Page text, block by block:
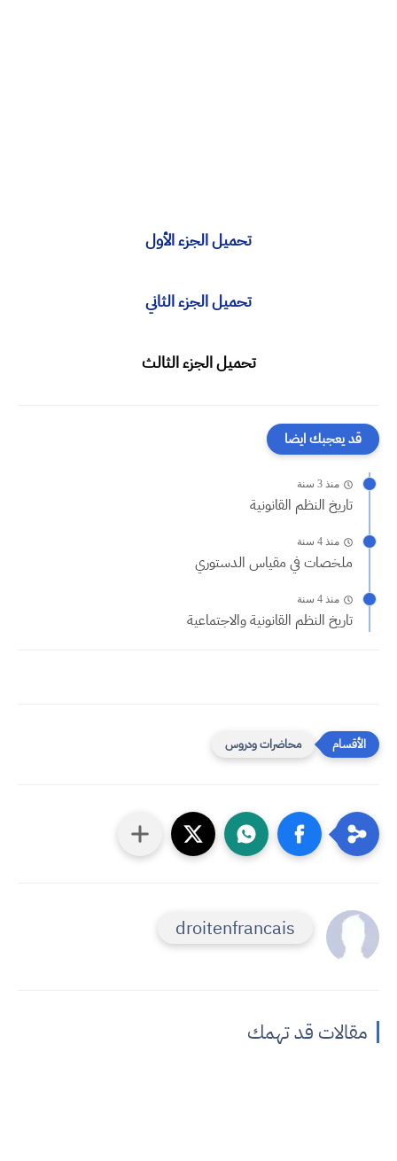
تحميل الجزء الأول
تحميل الجزء الثاني
تحميل الجزء الثالث
قد يعجبك ايضا
منذ 3 سنة
تاريخ النظم القانونية
منذ 4 سنة
ملخصات في مقياس الدستوري
منذ 4 سنة
تاريخ النظم القانونية والاجتماعية
محاضرات ودروس
droitenfrancais
مقالات قد تهمك